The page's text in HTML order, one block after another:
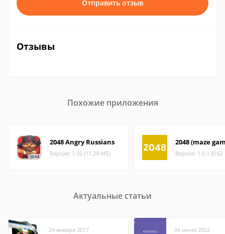
Отправить отзыв
Отзывы
Похожие приложения
2048 Angry Russians
Версия: 1.02 (11.29 МБ)
2048 (maze
Версия: 1.0.1
Актуальные статьи
24 января 2017 04 июня 2022